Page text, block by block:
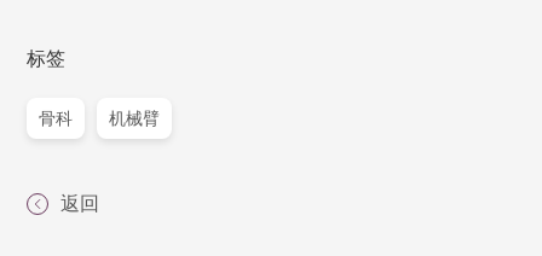
标签
骨科 机械臂
返回